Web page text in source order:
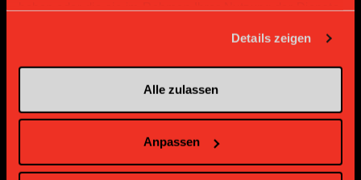
Details zeigen
Alle zulassen
Anpassen
Gold Partner Gold Partner